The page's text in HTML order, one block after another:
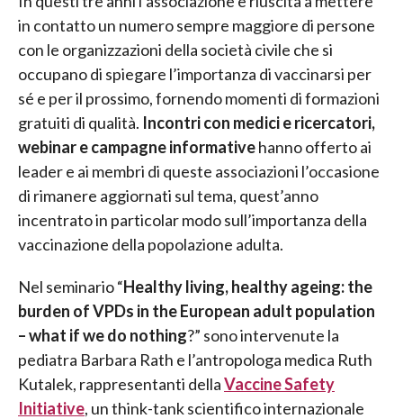
in contatto un numero sempre maggiore di persone
con le organizzazioni della società civile che si
occupano di spiegare l’importanza di vaccinarsi per
sé e per il prossimo, fornendo momenti di formazioni
gratuiti di qualità. Incontri con medici e ricercatori,
webinar e campagne informativehanno offerto ai
leader e ai membri di queste associazioni l’occasione
di rimanere aggiornati sul tema, quest’anno
incentrato in particolar modo sull’importanza della
vaccinazione della popolazione adulta.
Nel seminario “Healthy living, healthy ageing: the
burden of VPDs in the European adult population
– what if we do nothing?” sono intervenute la
pediatra Barbara Rath e l’antropologa medica Ruth
Kutalek, rappresentanti dellaVaccine Safety
Initiative, un think-tank scientifico internazionale